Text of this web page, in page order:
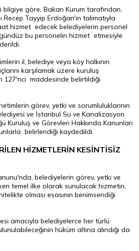
bilgiye göre, Bakan Kurum tarafından,
Tayyip Erdoğan'ın talimatıyla
hizmet edecek belediyelerin personel
bu personelin hizmet etmesiyle
il, belediye veya köy halkının
karşılamak üzere kuruluş
127'nci maddesinde belirtildiği
görev, yetki ve sorumluluklarının
ve İstanbul Su ve Kanalizasyon
Kuruluş ve Görevleri Hakkında Kanunları
belirlendiği kaydedildi.
HİZMETLERİN KESİNTİSİZ
belediyelerin görev, yetki ve
temel ilke olarak sunulacak hizmetin,
olması esasının benimsendiği
amacıyla belediyelerce her türlü
hüküm altına alındığı da